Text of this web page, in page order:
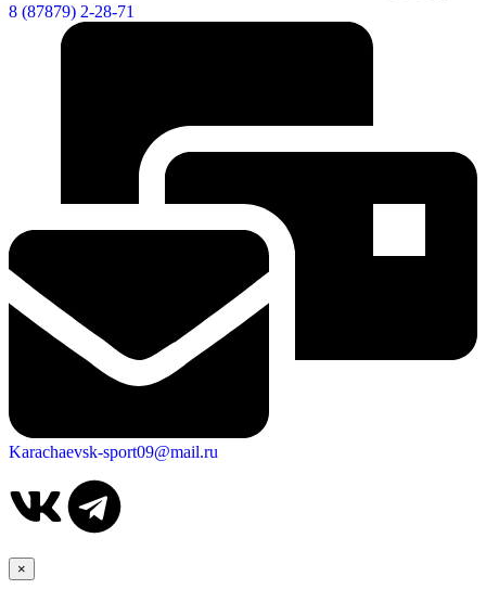
8 (87879) 2-28-71
Karachaevsk-sport09@mail.ru
×